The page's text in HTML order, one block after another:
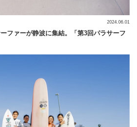
ファーが静波に集結。「第3回パラサーフ
2024.06.01